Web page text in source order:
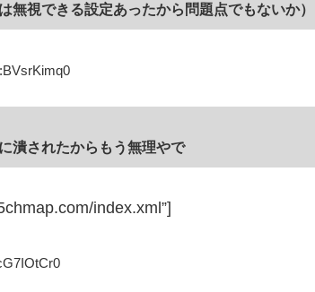
無視できる設定あったから問題点でもないか）
潰されたからもう無理やで
index.xml”]